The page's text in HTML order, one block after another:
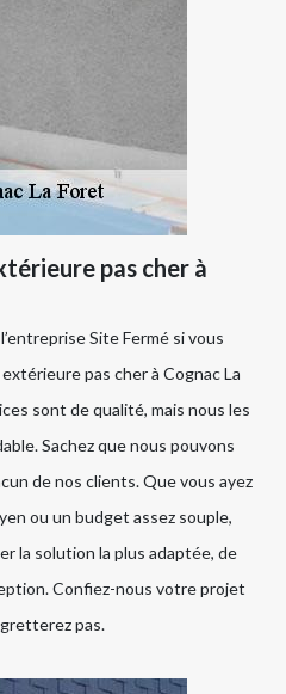
pas cher à
Site Fermé si vous
pas cher à Cognac La
sont de qualité, mais nous les
Sachez que nous pouvons
de nos clients. Que vous ayez
ou un budget assez souple,
la solution la plus adaptée, de
Confiez-nous votre projet
pas.